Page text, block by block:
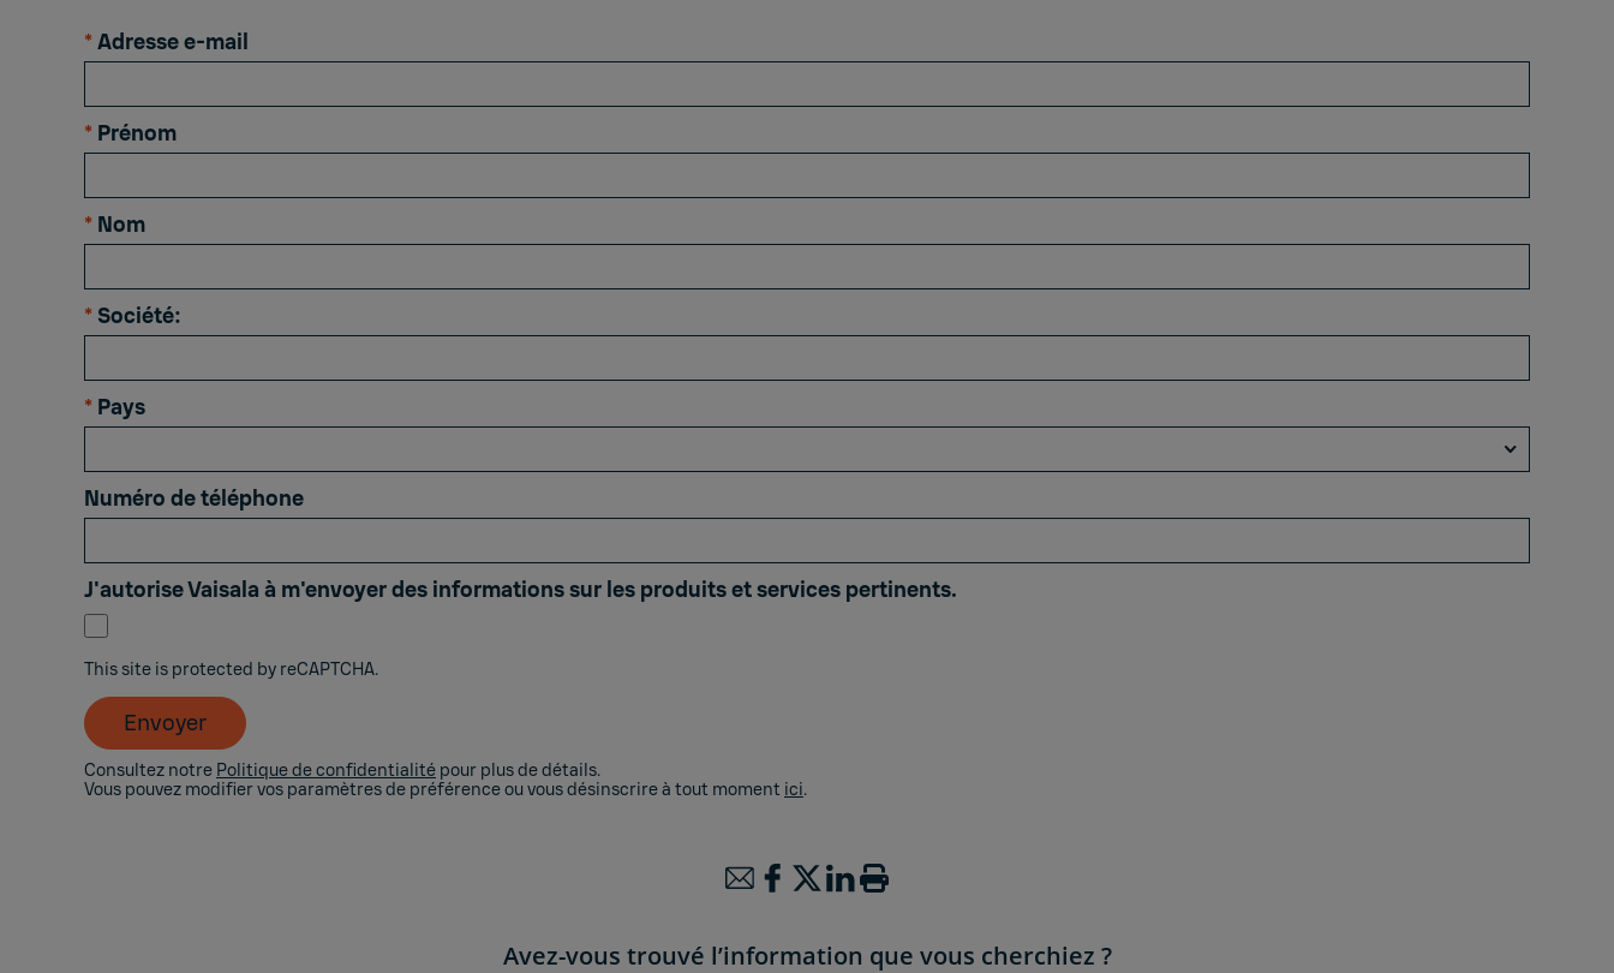
* Adresse e-mail
* Prénom
* Nom
* Société:
* Pays
Numéro de téléphone
J'autorise Vaisala à m'envoyer des informations sur les produits et services pertinents.
This site is protected by reCAPTCHA.
Envoyer
Consultez notre Politique de confidentialité pour plus de détails.
Vous pouvez modifier vos paramètres de préférence ou vous désinscrire à tout moment ici.
Avez-vous trouvé l’information que vous cherchiez ?